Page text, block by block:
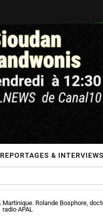
REPORTAGES & INTERVIEWS
Martinique. Rolande Bosphore,
radio APAL